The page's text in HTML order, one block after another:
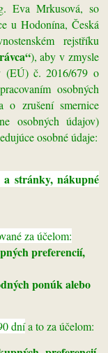
Eva Mrkusová, so
u Hodonína, Česká
rejstříku
), aby v zmysle
(EÚ) č. 2016/679 o
osobných
o zrušení smernice
osobných údajov)
osobné údaje:
stránky, nákupné
za účelom:
preferencií,
ponúk alebo
dnía to za účelom: